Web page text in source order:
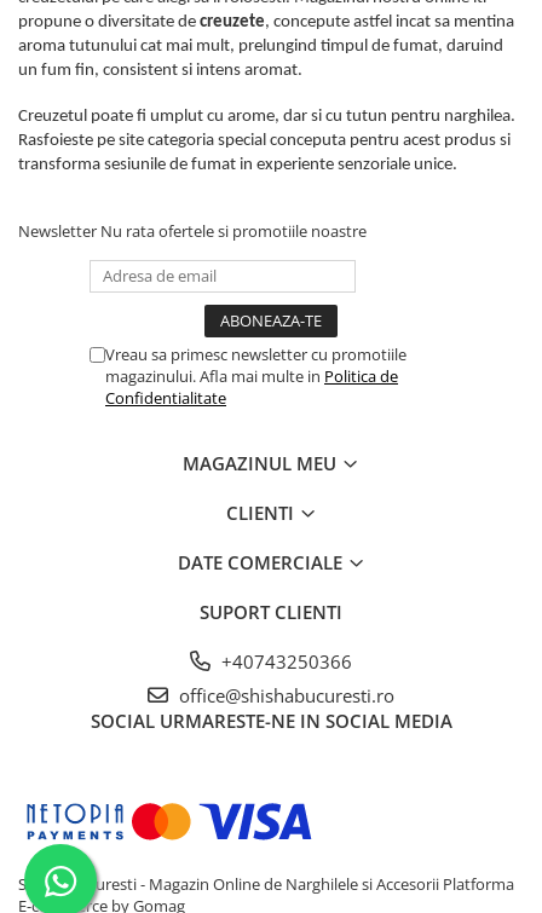
propune o diversitate de creuzete, concepute astfel incat sa mentina
aroma tutunului cat mai mult, prelungind timpul de fumat, daruind
un fum fin, consistent si intens aromat.
Creuzetul poate fi umplut cu arome, dar si cu tutun pentru narghilea.
Rasfoieste pe site categoria special conceputa pentru acest produs si
transforma sesiunile de fumat in experiente senzoriale unice.
Newsletter Nu rata ofertele si promotiile noastre
Vreau sa primesc newsletter cu promotiile
magazinului. Afla mai multe in Politica de
Confidentialitate
MAGAZINUL MEU
CLIENTI
DATE COMERCIALE
SUPORT CLIENTI
+40743250366
office@shishabucuresti.ro
SOCIAL URMARESTE-NE IN SOCIAL MEDIA
Shisha Bucuresti - Magazin Online de Narghilele si Accesorii Platforma
E-commerce by Gomag